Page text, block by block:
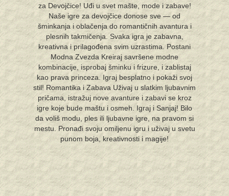
za Devojčice! Uđi u svet mašte, mode i zabave!
Naše igre za devojčice donose sve — od
šminkanja i oblačenja do romantičnih avantura i
plesnih takmičenja. Svaka igra je zabavna,
kreativna i prilagođena svim uzrastima. Postani
Modna Zvezda Kreiraj savršene modne
kombinacije, isprobaj šminku i frizure, i zablistaj
kao prava princeza. Igraj besplatno i pokaži svoj
stil! Romantika i Zabava Uživaj u slatkim ljubavnim
pričama, istražuj nove avanture i zabavi se kroz
igre koje bude maštu i osmeh. Igraj i Sanjaj! Bilo
da voliš modu, ples ili ljubavne igre, na pravom si
mestu. Pronađi svoju omiljenu igru i uživaj u svetu
punom boja, kreativnosti i magije!